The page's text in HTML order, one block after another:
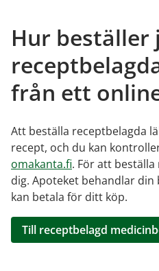
Hur beställer
från ett
Att beställa receptbelagda
recept, och du kan
omakanta.fi. För att
dig. Apoteket behandlar
kan betala för ditt köp.
Till receptbelagd